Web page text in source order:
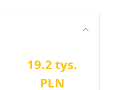
19.2 tys.
PLN